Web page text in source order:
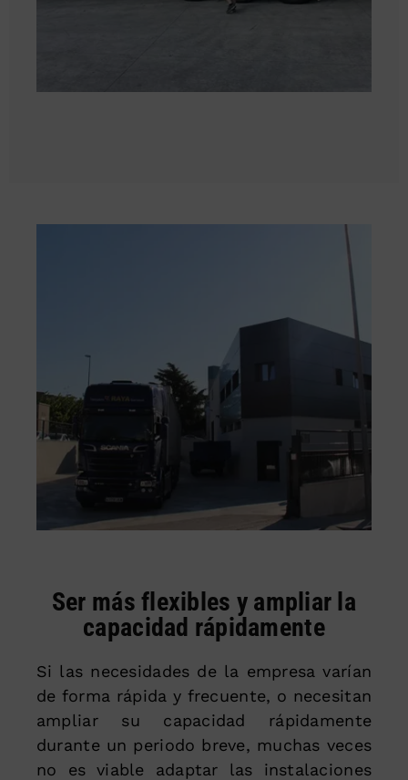
Ser más flexibles y ampliar la
capacidad rápidamente
Si las necesidades de la empresa varían
de forma rápida y frecuente, o necesitan
ampliar su capacidad rápidamente
durante un periodo breve, muchas veces
no es viable adaptar las instalaciones